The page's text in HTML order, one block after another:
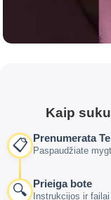
Kaip
📋 Prenumerata
Paspaudžiate
🔍 Prieiga bote
Instrukcijos ir